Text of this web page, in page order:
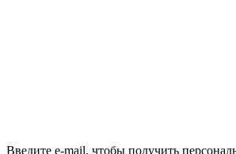
Введите e-mail, чтобы получить